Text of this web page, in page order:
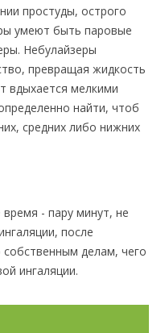
простуды, острого
умеют быть паровые
Небулайзеры
превращая жидкость
вдыхается мелкими
найти, чтоб
средних либо нижних
- пару минут, не
после
делам, чего
ингаляции.